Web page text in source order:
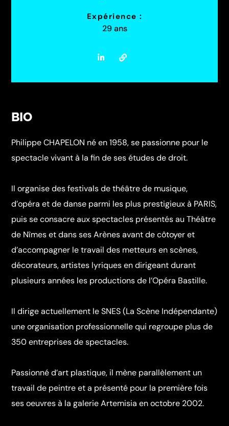
Expérience :
29 ans
BIO
Philippe CHAPELON né en 1958, se passionne pour le
spectacle vivant à la fin de ses études de droit.
Il organise des festivals de théâtre de musique,
d’opéra et de danse parmi les plus prestigieux à PARIS,
puis se consacre aux spectacles présentés au Théâtre
de Nîmes et dans ses Arènes avant de côtoyer et
d’accompagner le travail des metteurs en scènes,
décorateurs, artistes lyriques en dirigeant durant
plusieurs années les productions de l’Opéra Bastille.
Il dirige actuellement le SNES (La Scène Indépendante)
une organisation professionnelle qui regroupe plus de
350 entreprises de spectacles.
Passionné d’art plastique, il mène parallèlement un
travail de peintre et a présenté pour la première fois
ses oeuvres à la galerie Artemisia en octobre 2002.